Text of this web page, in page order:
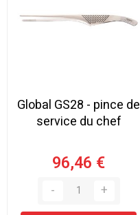
Global GS28 - pince de
service du chef
96,46 €